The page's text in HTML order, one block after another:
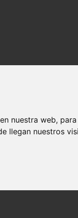
nuestra web,
llegan nuestros